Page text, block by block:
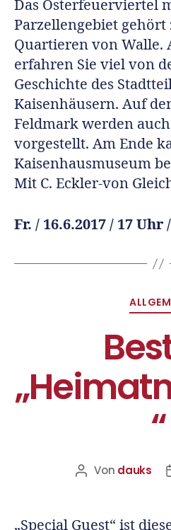
Das Osterfeuerviertel
Parzellengebiet gehört
Quartieren von Walle.
erfahren Sie viel von
Geschichte des
Kaisenhäusern. Auf
Feldmark werden
vorgestellt. Am Ende
Kaisenhausmuseum
Mit C. Eckler-von
Fr. / 16.6.2017 / 17 Uhr
“
Von dauks
„Special Guest“ ist